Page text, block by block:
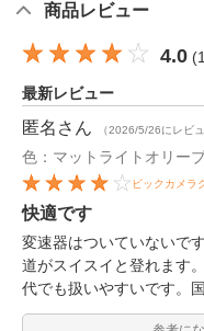
商品レビュー
4.0 (1
最新レビュー
匿名 さん （2026/5/26にレビュ
色：マットライトオリー
ビックカメラ
快適です
変速器はついていないで
道がスイスイと登れます
代でも扱いやすいです。